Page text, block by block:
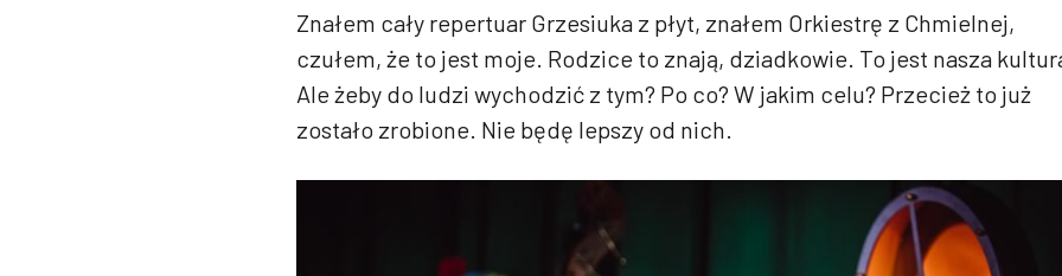
Znałem cały repertuar Grzesiuka z płyt, znałem Orkiestrę z Chmielnej,
czułem, że to jest moje. Rodzice to znają, dziadkowie. To jest nasza
Ale żeby do ludzi wychodzić z tym? Po co? W jakim celu? Przecież to już
zostało zrobione. Nie będę lepszy od nich.